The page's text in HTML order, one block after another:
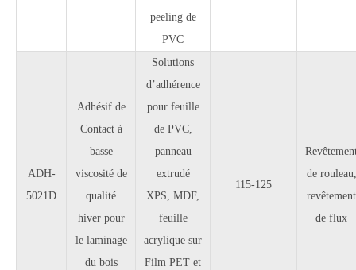
peeling de
PVC
ADH-
5021D
Adhésif de
Contact à
basse
viscosité de
qualité
hiver pour
le laminage
du bois
Solutions
d’adhérence
pour feuille
de PVC,
panneau
extrudé
XPS, MDF,
feuille
acrylique sur
Film PET et
115-125
de rouleau,
revêtement
de flux